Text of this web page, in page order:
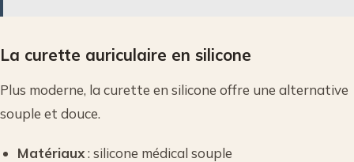
La curette auriculaire en silicone
Plus moderne, la curette en silicone offre une alternative
souple et douce.
Matériaux: silicone médical souple